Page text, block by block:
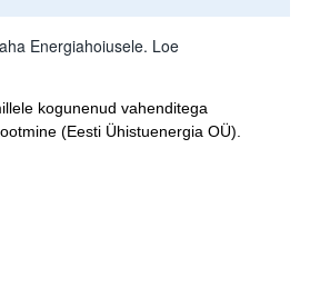
Energiahoiusele. Loe
kogunenud vahenditega
(Eesti Ühistuenergia OÜ).